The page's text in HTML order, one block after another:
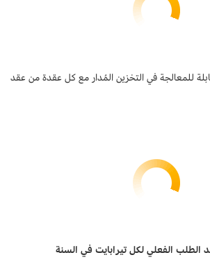
للمعالجة في التخزين المُدار مع كل عقدة من عقد
الفعلي لكل تيرابايت في السنة